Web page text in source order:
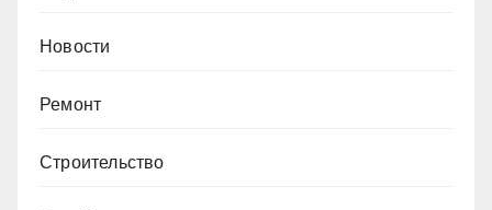
Новости
Ремонт
Строительство